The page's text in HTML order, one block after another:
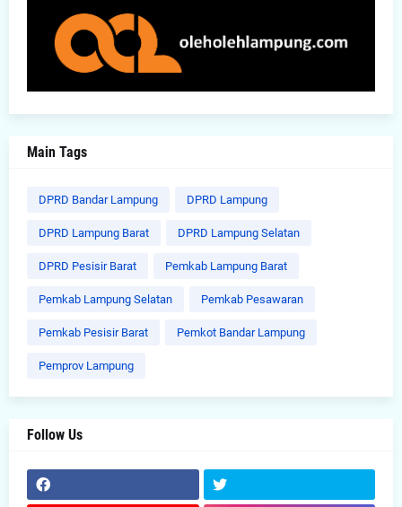
Main Tags
DPRD Bandar Lampung DPRD Lampung
DPRD Lampung Barat DPRD Lampung Selatan
DPRD Pesisir Barat Pemkab Lampung Barat
Pemkab Lampung Selatan Pemkab Pesawaran
Pemkab Pesisir Barat Pemkot Bandar Lampung
Pemprov Lampung
Follow Us